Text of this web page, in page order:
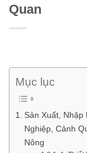
Quan
Mục lục
Sản Xuất,
Nghiệp, Cảnh
Nông